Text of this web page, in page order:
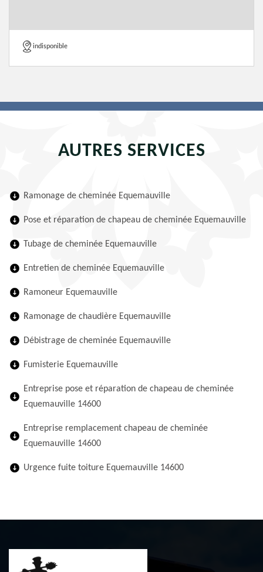
indisponible
AUTRES SERVICES
Ramonage de cheminée Equemauville
Pose et réparation de chapeau de cheminée Equemauville
Tubage de cheminée Equemauville
Entretien de cheminée Equemauville
Ramoneur Equemauville
Ramonage de chaudière Equemauville
Débistrage de cheminée Equemauville
Fumisterie Equemauville
Entreprise pose et réparation de chapeau de cheminée
Equemauville 14600
Entreprise remplacement chapeau de cheminée
Equemauville 14600
Urgence fuite toiture Equemauville 14600